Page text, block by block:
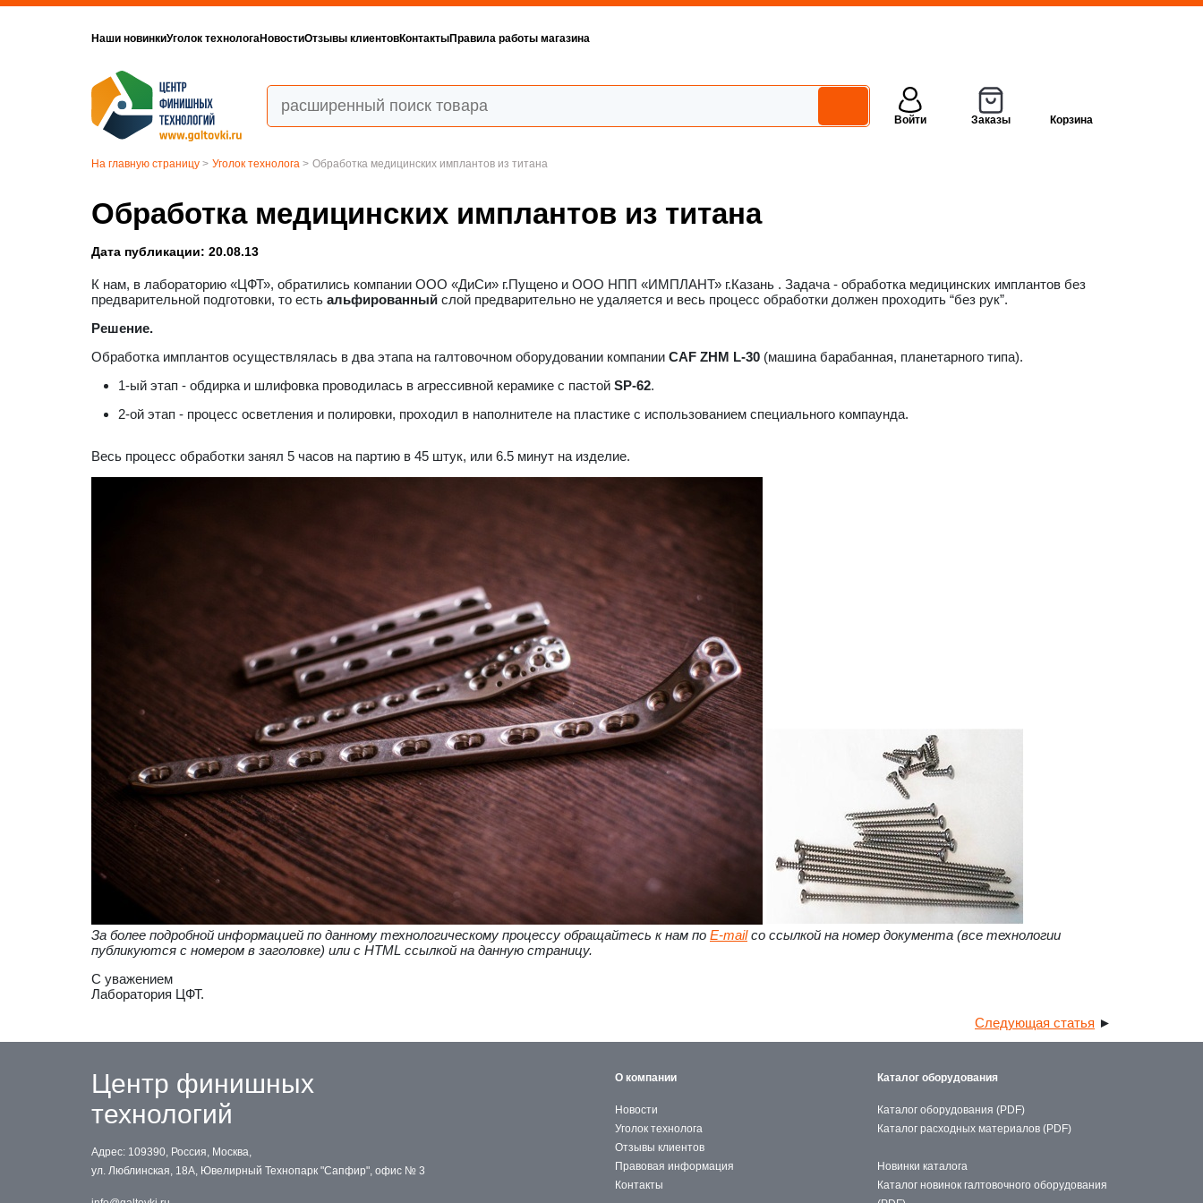
Наши новинкиУголок технологаНовостиОтзывы клиентовКонтактыПравила работы магазина
Войти Заказы Корзина
На главную страницу > Уголок технолога > Обработка медицинских имплантов из титана
Обработка медицинских имплантов из титана
Дата публикации: 20.08.13
К нам, в лабораторию «ЦФТ», обратились компании ООО «ДиСи» г.Пущено и ООО НПП «ИМПЛАНТ» г.Казань . Задача - обработка медицинских имплантов без
предварительной подготовки, то есть альфированный слой предварительно не удаляется и весь процесс обработки должен проходить “без рук”.
Решение.
Обработка имплантов осуществлялась в два этапа на галтовочном оборудовании компании CAF ZHM L-30 (машина барабанная, планетарного типа).
1-ый этап - обдирка и шлифовка проводилась в агрессивной керамике с пастой SP-62.
2-ой этап - процесс осветления и полировки, проходил в наполнителе на пластике c использованием специального компаунда.
Весь процесс обработки занял 5 часов на партию в 45 штук, или 6.5 минут на изделие.
За более подробной информацией по данному технологическому процессу обращайтесь к нам по E-mailсо ссылкой на номер документа (все технологии
публикуются с номером в заголовке) или с HTML ссылкой на данную страницу.
С уважением
Лаборатория ЦФТ.
Следующая статья ►
Центр финишных
технологий
Адрес: 109390, Россия, Москва,
ул. Люблинская, 18А, Ювелирный Технопарк "Сапфир", офис № 3
О компании
Новости
Уголок технолога
Отзывы клиентов
Правовая информация
Контакты
Каталог оборудования
Каталог оборудования (PDF)
Каталог расходных материалов (PDF)
Новинки каталога
Каталог новинок галтовочного оборудования